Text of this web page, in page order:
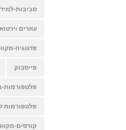
סביבות-
עוזרים
פדגוגיה-
פייסבוק
פלטפורמות
קורסים-